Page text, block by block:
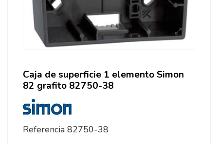
Caja de superficie 1 elemento Simon
82 grafito 82750-38
Referencia 82750-38